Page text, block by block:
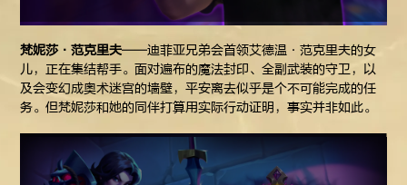
梵妮莎·范克里夫——迪菲亚兄弟会首领艾德温·范克里夫的女
儿，正在集结帮手。面对遍布的魔法封印、全副武装的守卫，以
及会变幻成奥术迷宫的墙壁，平安离去似乎是个不可能完成的任
务。但梵妮莎和她的同伴打算用实际行动证明，事实并非如此。